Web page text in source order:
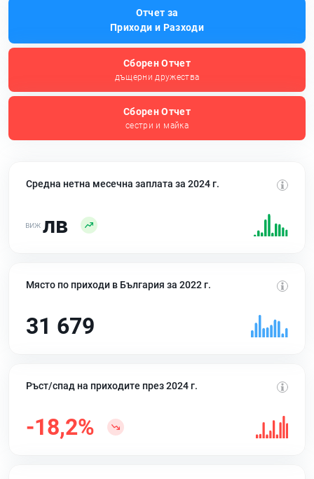
Отчет за
Приходи и Разходи
Сборен Отчет
дъщерни дружества
Сборен Отчет
сестри и майка
Средна нетна месечна заплата за 2024 г.
лв
Място по приходи в България за 2022 г.
31 679
Ръст/спад на приходите през 2024 г.
-18,2%